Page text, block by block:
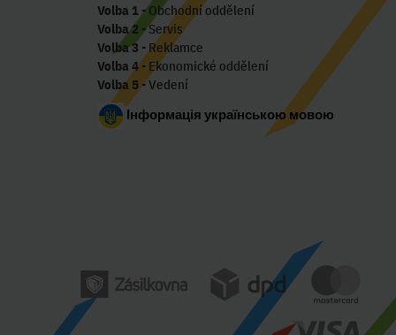
Volba 1- Obchodní oddělení
Volba 2 - Servis
Volba 3 - Reklamce
Volba 4- Ekonomické oddělení
Volba 5- Vedení
Інформація українською мовою